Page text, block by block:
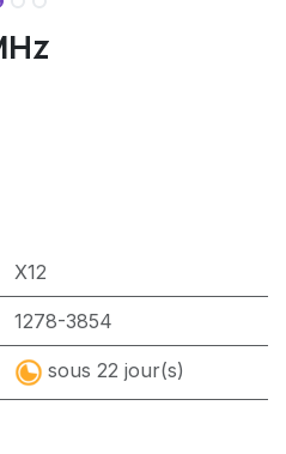
X12
1278-3854
sous 22 jour(s)